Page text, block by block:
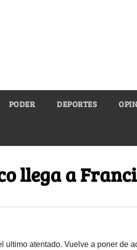
PODER DEPORTES
llega a
ultimo atentado. Vuelve a poner de